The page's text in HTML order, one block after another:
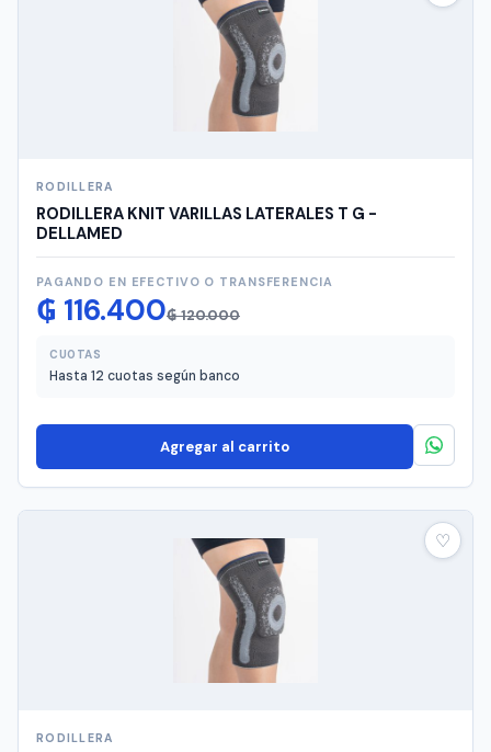
RODILLERA
RODILLERA KNIT VARILLAS LATERALES T G -
DELLAMED
PAGANDO EN EFECTIVO O TRANSFERENCIA
₲120.000
El
original
₲ 120.000.
₲ 116.400
El
actual
₲ 116.400.
CUOTAS
Hasta 12 cuotas según banco
Agregar al carrito
♡
RODILLERA